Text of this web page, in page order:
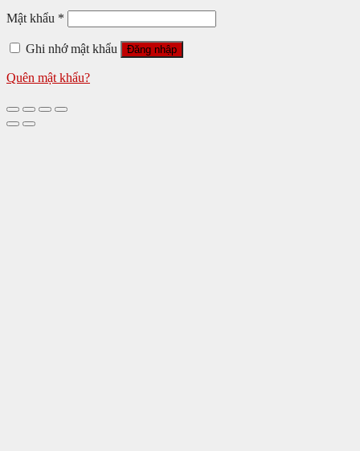
Mật khẩu *
Ghi nhớ mật khẩu Đăng nhập
Quên mật khẩu?